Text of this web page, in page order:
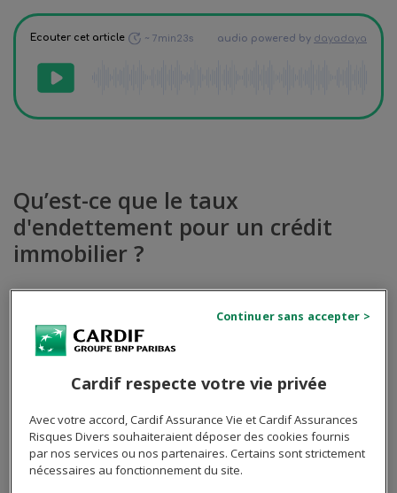
Qu’est-ce que le taux
d'endettement pour un crédit
immobilier ?
maximal que vos mensualités de remboursement ne
doivent pas dépasser par rapport à vos revenus nets
d'impôts.
Le seuil de 35 % d'endettement est établi pour
plusieurs raisons essentielles. D'abord, il s'agit de
protéger les ménages contre le risque d'insolvabilité.
En limitant le montant des mensualités à un tiers des
Cardif respecte votre vie privée
Avec votre accord, Cardif Assurance Vie et Cardif Assurances
Risques Divers souhaiteraient déposer des cookies fournis
par nos services ou nos partenaires. Certains sont strictement
nécessaires au fonctionnement du site.